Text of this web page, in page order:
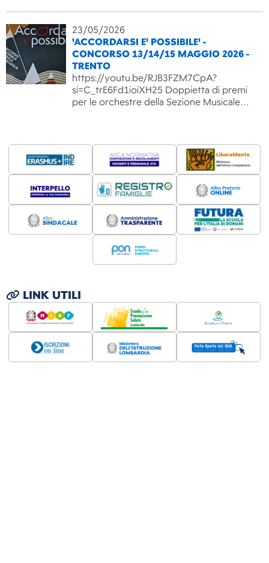
23/05/2026
'ACCORDARSI E' POSSIBILE' -
CONCORSO 13/14/15 MAGGIO 2026 -
TRENTO
https://youtu.be/RJB3FZM7CpA?
si=C_trE6Fd1ioiXH25 Doppietta di premi
per le orchestre della Sezione Musicale…
LINK UTILI